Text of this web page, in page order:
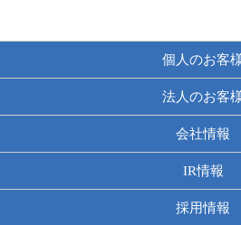
個人のお客
法人のお客
会社情報
IR情報
採用情報